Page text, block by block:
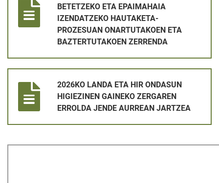
BETETZEKO ETA EPAIMAHAIA
IZENDATZEKO HAUTAKETA-
PROZESUAN ONARTUTAKOEN ETA
BAZTERTUTAKOEN ZERRENDA
2026KO LANDA ETA HIR ONDASUN
HIGIEZINEN GAINEKO ZERGAREN
ERROLDA JENDE AURREAN JARTZEA